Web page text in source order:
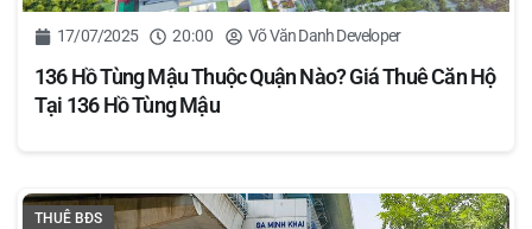
17/07/2025 20:00 Võ Văn Danh Developer
136 Hồ Tùng Mậu Thuộc Quận Nào? Giá Thuê Căn Hộ
Tại 136 Hồ Tùng Mậu
THUÊ BĐS